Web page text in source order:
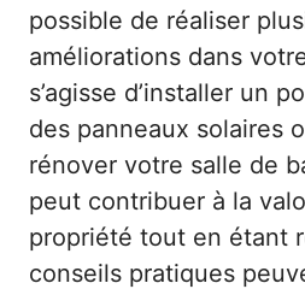
possible de réaliser
améliorations dans
s’agisse d’installer un
des panneaux solaires
rénover votre salle de
peut contribuer à la
propriété tout en étant
conseils pratiques